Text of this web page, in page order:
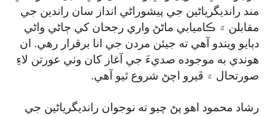
مند رانديگرياڻين جي پيشوراڻي انداز سان راندين جي
مقابلن ۾ ڪاميابي ماڻڻ واري رجحان کي ڄاڻي واڻي
دٻايو ويندو آهي ته جيئن مردن جي انا برقرار رهي. ان
هوندي به موجوده صديءَ جي آغاز کان وٺي عورتن لاءِ
صورتحال ۾ ڦيرو اچڻ شروع ٿيو آهي.
رشاد محمود اهو پڻ چيو ته نوجوان رانديگرياڻين جي